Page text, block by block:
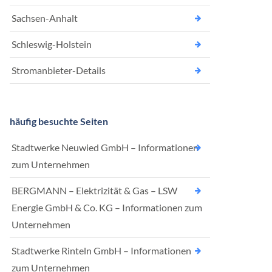
Sachsen-Anhalt
Schleswig-Holstein
Stromanbieter-Details
häufig besuchte Seiten
Stadtwerke Neuwied GmbH – Informationen
zum Unternehmen
BERGMANN – Elektrizität & Gas – LSW
Energie GmbH & Co. KG – Informationen zum
Unternehmen
Stadtwerke Rinteln GmbH – Informationen
zum Unternehmen